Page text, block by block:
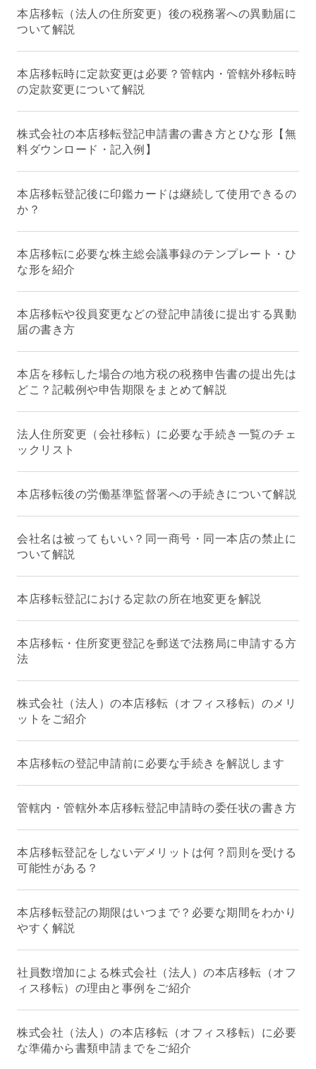
本店移転（法人の住所変更）後の税務署への異動届に
ついて解説
本店移転時に定款変更は必要？管轄内・管轄外移転時
の定款変更について解説
株式会社の本店移転登記申請書の書き方とひな形【無
料ダウンロード・記入例】
本店移転登記後に印鑑カードは継続して使用できるの
か？
本店移転に必要な株主総会議事録のテンプレート・ひ
な形を紹介
本店移転や役員変更などの登記申請後に提出する異動
届の書き方
本店を移転した場合の地方税の税務申告書の提出先は
どこ？記載例や申告期限をまとめて解説
法人住所変更（会社移転）に必要な手続き一覧のチェ
ックリスト
本店移転後の労働基準監督署への手続きについて解説
会社名は被ってもいい？同一商号・同一本店の禁止に
ついて解説
本店移転登記における定款の所在地変更を解説
本店移転・住所変更登記を郵送で法務局に申請する方
法
株式会社（法人）の本店移転（オフィス移転）のメリ
ットをご紹介
本店移転の登記申請前に必要な手続きを解説します
管轄内・管轄外本店移転登記申請時の委任状の書き方
本店移転登記をしないデメリットは何？罰則を受ける
可能性がある？
本店移転登記の期限はいつまで？必要な期間をわかり
やすく解説
社員数増加による株式会社（法人）の本店移転（オフ
ィス移転）の理由と事例をご紹介
株式会社（法人）の本店移転（オフィス移転）に必要
な準備から書類申請までをご紹介